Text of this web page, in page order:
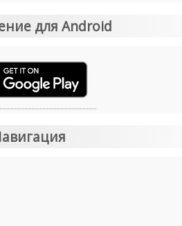
для Android